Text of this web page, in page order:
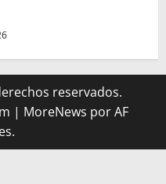
reservados.
| MoreNews por AF